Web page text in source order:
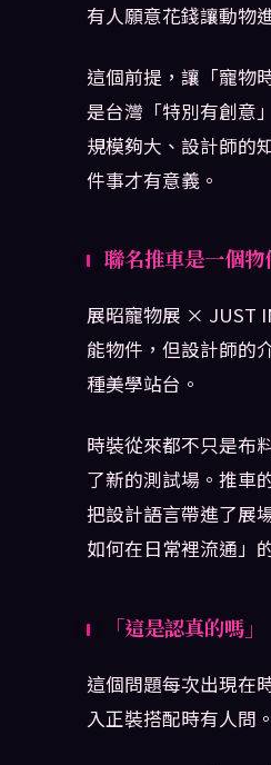
有人願意花錢讓動物
這個前提，讓「寵物
是台灣「特別有創意
規模夠大、設計師的
件事才有意義。
聯名推車是一個物
展昭寵物展 × JUST
能物件，但設計師的
種美學站台。
時裝從來都不只是布
了新的測試場。推車
把設計語言帶進了展
如何在日常裡流通」
「這是認真的嗎」
這個問題每次出現在
入正裝搭配時有人問